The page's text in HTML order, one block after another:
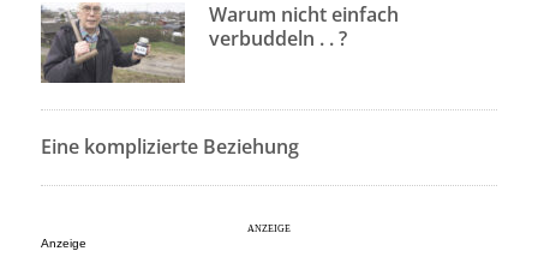
Warum nicht einfach
verbuddeln . . ?
Eine komplizierte Beziehung
Anzeige